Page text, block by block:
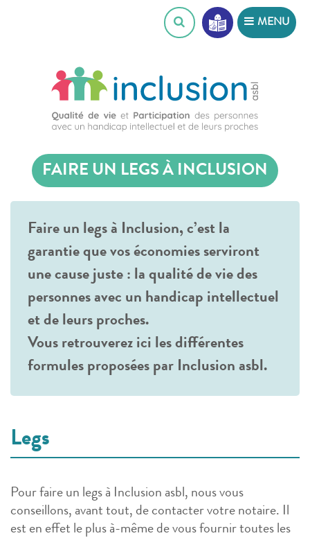
MENU
FAIRE UN LEGS À INCLUSION
Faire un legs à Inclusion, c’est la
garantie que vos économies serviront
une cause juste : la qualité de vie des
personnes avec un handicap intellectuel
et de leurs proches.
Vous retrouverez ici les différentes
formules proposées par Inclusion asbl.
Legs
Pour faire un legs à Inclusion asbl, nous vous
conseillons, avant tout, de contacter votre notaire. Il
est en effet le plus à-même de vous fournir toutes les